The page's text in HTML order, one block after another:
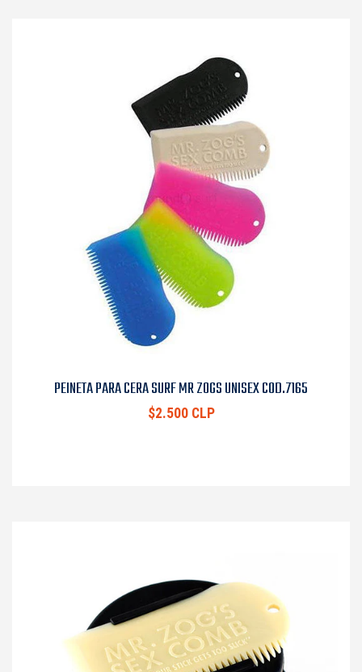
PEINETA PARA CERA SURF MR ZOGS UNISEX COD.7165
$2.500 CLP